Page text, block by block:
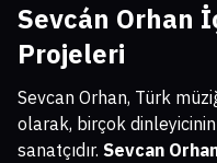
Sevcán Orhan
Projeleri
Sevcan Orhan, Türk
olarak, birçok
sanatçıdır. Sevcan